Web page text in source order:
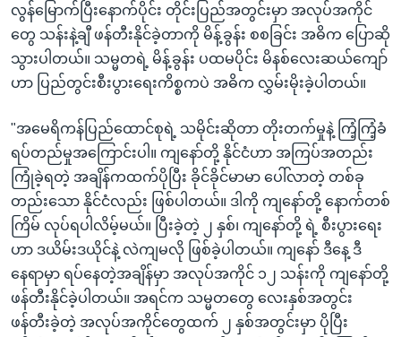
လွန်မြောက်ပြီးနောက်ပိုင်း တိုင်းပြည်အတွင်းမှာ အလုပ်အကိုင်
တွေ သန်းနဲ့ချီ ဖန်တီးနိုင်ခဲ့တာကို မိန့်ခွန်း စစခြင်း အဓိက ပြောဆို
သွားပါတယ်။ သမ္မတရဲ့ မိန့်ခွန်း ပထမပိုင်း မိနစ်လေးဆယ်ကျော်
ဟာ ပြည်တွင်းစီးပွားရေးကိစ္စကပဲ အဓိက လွှမ်းမိုးခဲ့ပါတယ်။
"အမေရိကန်ပြည်ထောင်စုရဲ့ သမိုင်းဆိုတာ တိုးတက်မှုနဲ့ ကြံ့ကြံ့ခံ
ရပ်တည်မှုအကြောင်းပါ။ ကျနော်တို့ နိုင်ငံဟာ အကြပ်အတည်း
ကြုံခဲ့ရတဲ့ အချိန်ကထက်ပိုပြီး ခိုင်ခိုင်မာမာ ပေါ်လာတဲ့ တစ်ခု
တည်းသော နိုင်ငံလည်း ဖြစ်ပါတယ်။ ဒါကို ကျနော်တို့ နောက်တစ်
ကြိမ် လုပ်ရပါလိမ့်မယ်။ ပြီးခဲ့တဲ့ ၂ နှစ်၊ ကျနော်တို့ ရဲ့ စီးပွားရေး
ဟာ ဒယိမ်းဒယိုင်နဲ့ လဲကျမလို ဖြစ်ခဲ့ပါတယ်။ ကျနော် ဒီနေ့ ဒီ
နေရာမှာ ရပ်နေတဲ့အချိန်မှာ အလုပ်အကိုင် ၁၂ သန်းကို ကျနော်တို့
ဖန်တီးနိုင်ခဲ့ပါတယ်။ အရင်က သမ္မတတွေ လေးနှစ်အတွင်း
ဖန်တီးခဲ့တဲ့ အလုပ်အကိုင်တွေထက် ၂ နှစ်အတွင်းမှာ ပိုပြီး